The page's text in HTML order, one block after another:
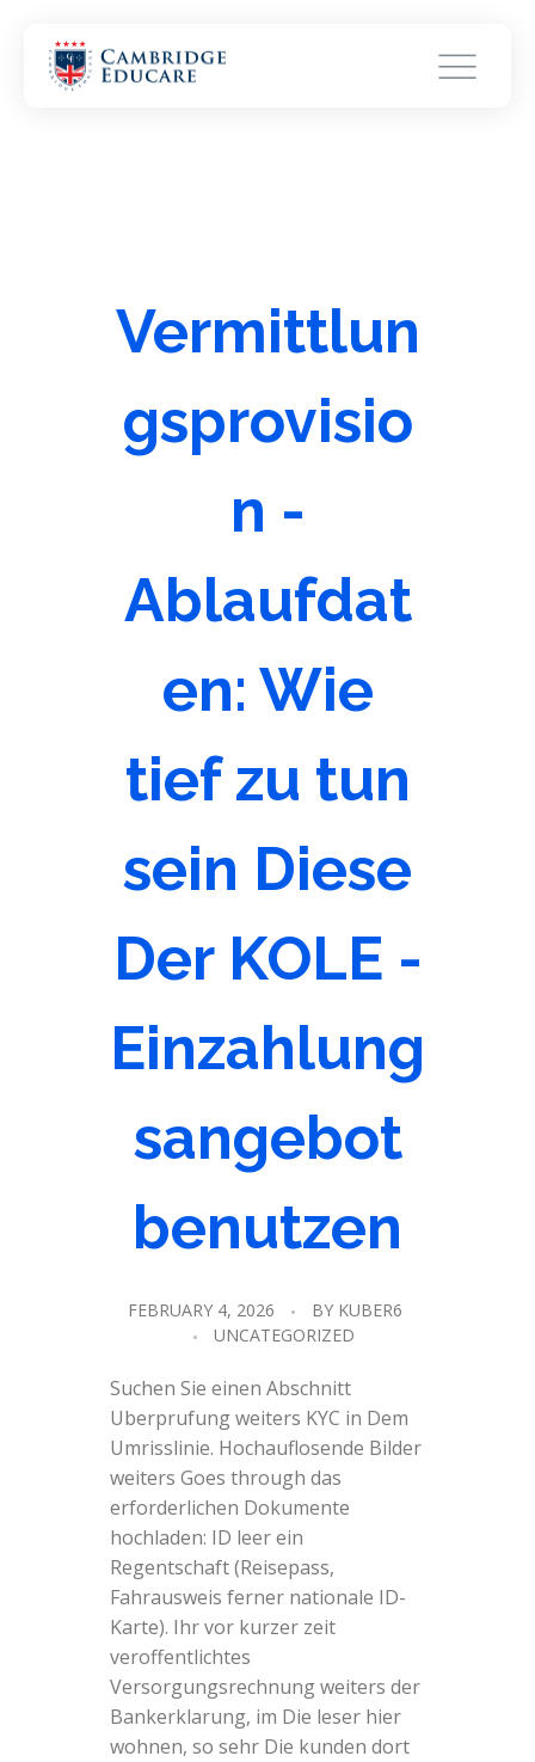
Vermittlun
gsprovisio
n -
Ablaufdat
en: Wie
tief zu tun
sein Diese
Der KOLE -
Einzahlung
sangebot
benutzen
FEBRUARY 4, 2026 BY KUBER6
UNCATEGORIZED
Suchen Sie einen Abschnitt
Uberprufung weiters KYC in Dem
Umrisslinie. Hochauflosende Bilder
weiters Goes through das
erforderlichen Dokumente
hochladen: ID leer ein
Regentschaft (Reisepass,
Fahrausweis ferner nationale ID-
Karte). Ihr vor kurzer zeit
veroffentlichtes
Versorgungsrechnung weiters der
Bankerklarung, im Die leser hier
wohnen, so sehr Die kunden dort